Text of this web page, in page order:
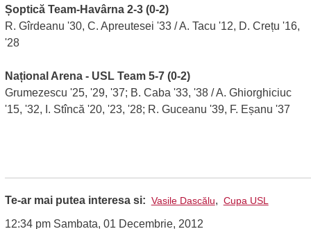
Șoptică Team-Havârna 2-3 (0-2)
R. Gîrdeanu '30, C. Apreutesei '33 / A. Tacu '12, D. Crețu '16,
'28
Național Arena - USL Team 5-7 (0-2)
Grumezescu '25, '29, '37; B. Caba '33, '38 / A. Ghiorghiciuc
'15, '32, I. Stîncă '20, '23, '28; R. Guceanu '39, F. Eșanu '37
Te-ar mai putea interesa si: Vasile Dascălu, Cupa USL
12:34 pm Sambata, 01 Decembrie, 2012